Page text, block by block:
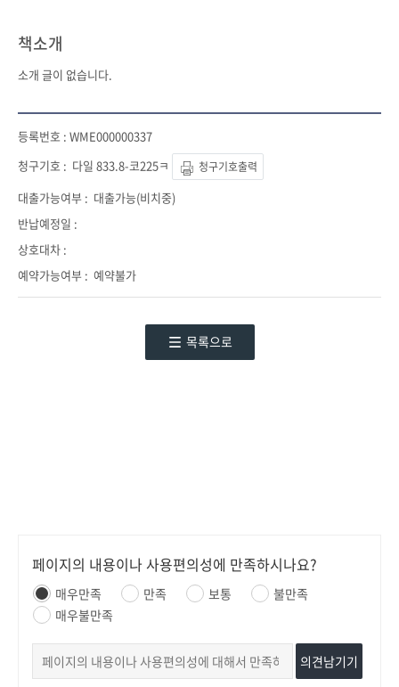
책소개
소개 글이 없습니다.
WME000000337
다일 833.8-코225ㅋ
청구기호출력
대출가능(비치중)
예약불가
목록으로
페이지의 내용이나 사용편의성에 만족하시나요?
매우만족 만족 보통
불만족
매우불만족
의견남기기